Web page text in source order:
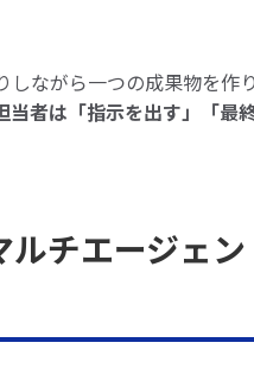
ながら一つの成果物を作
当者は「指示を出す」「最
チエージェ